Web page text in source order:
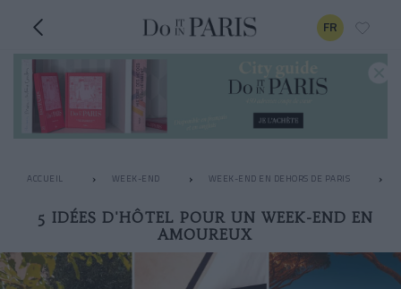
FR
ACCUEIL WEEK-END WEEK-END EN DEHORS DE PARIS
5 IDÉES D'HÔTEL POUR UN WEEK-END EN
AMOUREUX